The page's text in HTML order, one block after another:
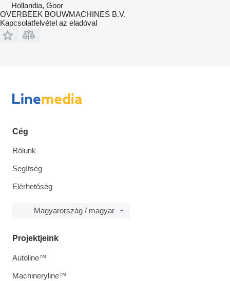
Hollandia, Goor
OVERBEEK BOUWMACHINES B.V.
Kapcsolatfelvétel az eladóval
Cég
Rólunk
Segítség
Elérhetőség
Magyarország / magyar
Projektjeink
Autoline™
Machineryline™